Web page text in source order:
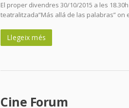
El proper divendres 30/10/2015 a les
teatralitzada”Más allá de las palabras” on
Llegeix més
Cine Forum